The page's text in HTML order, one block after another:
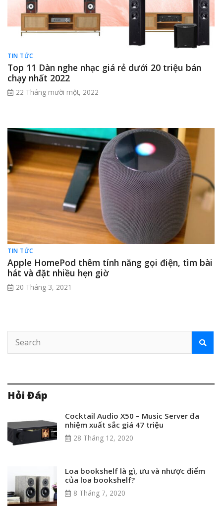
TIN TỨC
Top 11 Dàn nghe nhạc giá rẻ dưới 20 triệu bán
chạy nhất 2022
22 Tháng mười một, 2022
TIN TỨC
Apple HomePod thêm tính năng gọi điện, tìm bài
hát và đặt nhiều hẹn giờ
20 Tháng 3, 2021
Hỏi Đáp
Cocktail Audio X50 – Music Server đa
nhiệm xuất sắc giá 47 triệu
28 Tháng 12, 2020
Loa bookshelf là gì, ưu và nhược điểm
của loa bookshelf?
8 Tháng 7, 2020